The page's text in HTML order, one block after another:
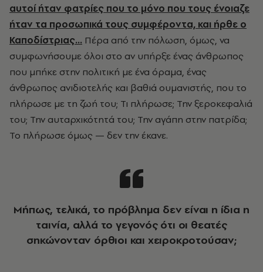
αυτοί ήταν φατρίες που το μόνο που τους ένοιαζε
ήταν τα προσωπικά τους συμφέροντα, και ήρθε ο
Καποδίστριας… Πέρα από την πόλωση, όμως, να
συμφωνήσουμε όλοι στο αν υπήρξε ένας άνθρωπος
που μπήκε στην πολιτική με ένα όραμα, ένας
άνθρωπος ανιδιοτελής και βαθιά ουμανιστής, που το
πλήρωσε με τη ζωή του; Τι πλήρωσε; Την ξεροκεφαλιά
του; Την αυταρχικότητά του; Την αγάπη στην πατρίδα;
Το πλήρωσε όμως — δεν την έκανε.
Μήπως, τελικά, το πρόβλημα δεν είναι η ίδια η
ταινία, αλλά το γεγονός ότι οι θεατές
σηκώνονταν όρθιοι και χειροκροτούσαν;